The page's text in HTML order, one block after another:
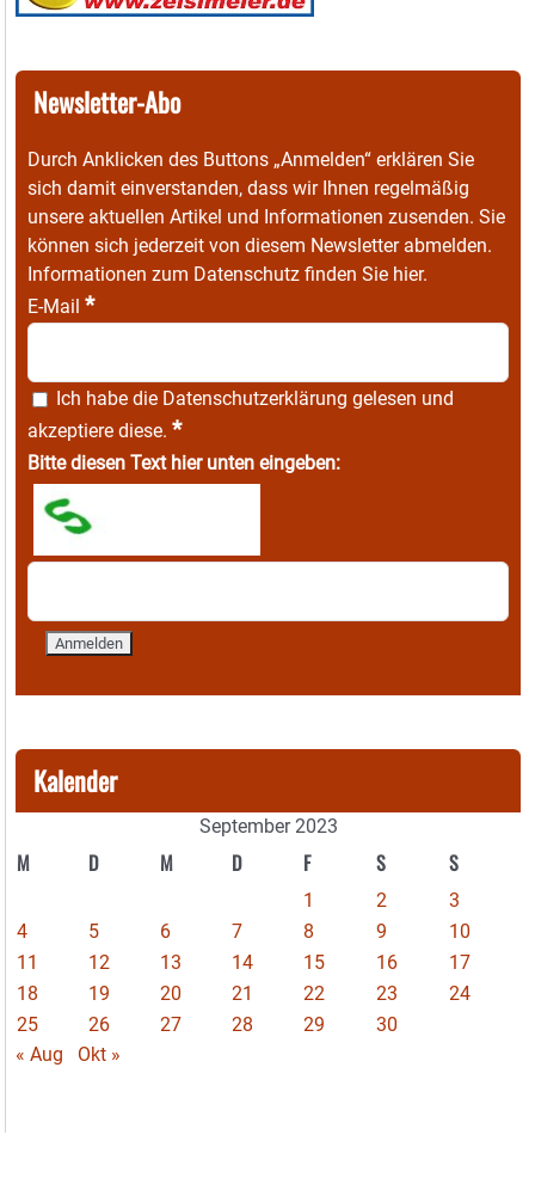
Newsletter-Abo
Durch Anklicken des Buttons „Anmelden“ erklären Sie
sich damit einverstanden, dass wir Ihnen regelmäßig
unsere aktuellen Artikel und Informationen zusenden. Sie
können sich jederzeit von diesem Newsletter abmelden.
Informationen zum Datenschutz finden Sie hier.
E-Mail *
Ich habe die Datenschutzerklärung gelesen und
akzeptiere diese. *
Bitte diesen Text hier unten eingeben:
Kalender
September 2023
M D M D F S S
1 2
3
4
5 6 7 8 9
10
11
12 13 14 15 16
17
18
19 20 21 22 23
24
25
26 27 28 29
30
« Aug
Okt »